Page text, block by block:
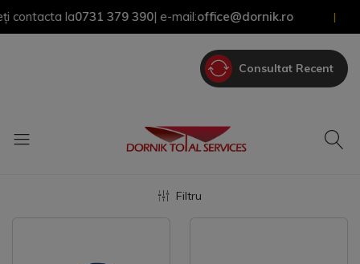
la0731 379 390 | e-mail:office@dornik.ro
Consultat Recent
Filtru